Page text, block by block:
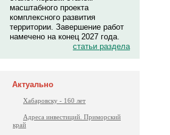
масштабного проекта
комплексного развития
территории. Завершение работ
намечено на конец 2027 года.
статьи раздела
Актуально
Хабаровску - 160 лет
Адреса инвестиций. Приморский
край